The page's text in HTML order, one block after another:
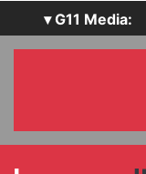
▾ G11 Media:
SecurityOpenLab